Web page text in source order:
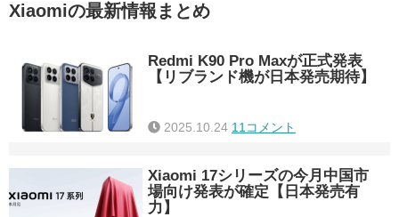
Xiaomiの最新情報まとめ
Redmi K90 Pro Maxが正式発表
【リブランド機が日本発売期待】
2025.10.24 11コメント
Xiaomi 17シリーズの今月中国市
場向け発表が確定【日本発売有
力】